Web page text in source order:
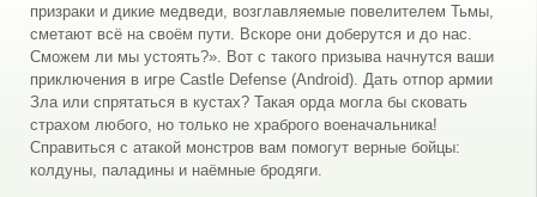
призраки и дикие медведи, возглавляемые повелителем Тьмы,
сметают всё на своём пути. Вскоре они доберутся и до нас.
Сможем ли мы устоять?». Вот с такого призыва начнутся ваши
приключения в игре Castle Defense (Android). Дать отпор армии
Зла или спрятаться в кустах? Такая орда могла бы сковать
страхом любого, но только не храброго военачальника!
Справиться с атакой монстров вам помогут верные бойцы:
колдуны, паладины и наёмные бродяги.